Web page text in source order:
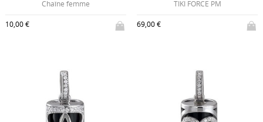
Chaîne femme
10,00 €
TIKI FORCE PM
69,00 €